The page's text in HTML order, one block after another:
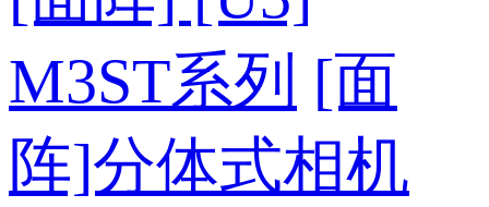
M3ST系列 [面
阵]分体式相机